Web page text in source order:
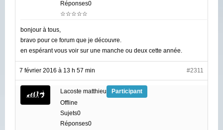
Réponses0
☆☆☆☆☆
bonjour à tous,
bravo pour ce forum que je découvre.
en espérant vous voir sur une manche ou deux cette année.
7 février 2016 à 13 h 57 min #2311
Lacoste matthieu
Participant
Offline
Sujets0
Réponses0